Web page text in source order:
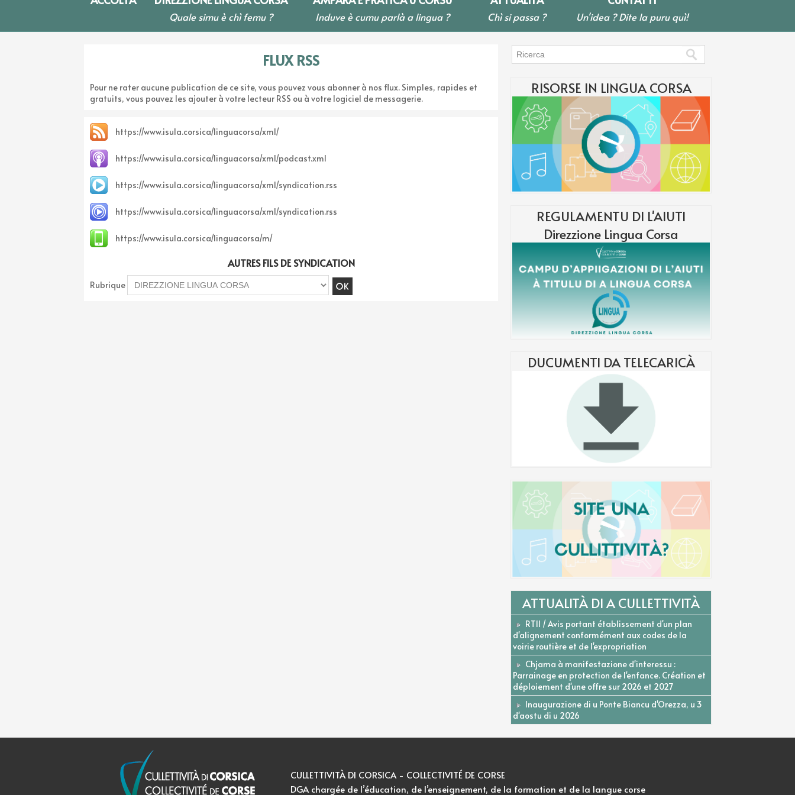
Quale simu è chì femu ? Induve è cumu parlà a lingua ? Chì si passa ? Un'idea ? Dite la puru quì!
FLUX RSS
Pour ne rater aucune publication de ce site, vous pouvez vous abonner à nos flux. Simples, rapides et
gratuits, vous pouvez les ajouter à votre lecteur RSS ou à votre logiciel de messagerie.
https://www.isula.corsica/linguacorsa/xml/
https://www.isula.corsica/linguacorsa/xml/podcast.xml
https://www.isula.corsica/linguacorsa/xml/syndication.rss
https://www.isula.corsica/linguacorsa/xml/syndication.rss
https://www.isula.corsica/linguacorsa/m/
AUTRES FILS DE SYNDICATION
Rubrique
RISORSE IN LINGUA CORSA
REGULAMENTU DI L'AIUTI
Direzzione Lingua Corsa
DUCUMENTI DA TELECARICÀ
ATTUALITÀ DI A CULLETTIVITÀ
RT11 / Avis portant établissement d'un plan
d'alignement conformément aux codes de la
voirie routière et de l'expropriation
Chjama à manifestazione d'interessu :
Parrainage en protection de l'enfance. Création et
déploiement d'une offre sur 2026 et 2027
Inaugurazione di u Ponte Biancu d'Orezza, u 3
d'aostu di u 2026
CULLETTIVITÀ DI CORSICA - COLLECTIVITÉ DE CORSE
DGA chargée de l’éducation, de l’enseignement, de la formation et de la langue corse